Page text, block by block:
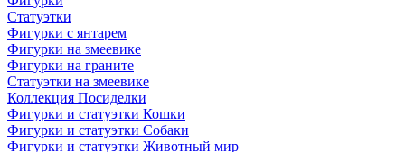
Статуэтки
Фигурки с янтарем
Фигурки на змеевике
Фигурки на граните
Статуэтки на змеевике
Коллекция Посиделки
Фигурки и статуэтки Кошки
Фигурки и статуэтки Собаки
Фигурки и статуэтки Животный мир